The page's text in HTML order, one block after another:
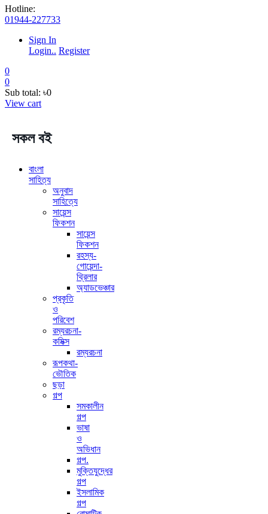
Hotline:
01944-227733
Sign In
Login.. Register
0
0
Sub total: ৳0
View cart
সকল বই
বাংলা
সাহিত্য
অনুবাদ
সাহিত্যে
সায়েন্স
ফিকশন
সায়েন্স
ফিকশন
রহস্য-
গোয়েন্দা-
থ্রিলার
অ্যাডভেঞ্চার
প্রকৃতি
ও
পরিবেশ
রম্যরচনা-
কমিক্স
রম্যরচনা
রূপকথা-
ভৌতিক
ছড়া
গল্প
সমকালীন
গল্প
ভাষা
ও
অভিধান
গল্প.
মুক্তিযুদ্ধের
গল্প
ইসলামিক
গল্প